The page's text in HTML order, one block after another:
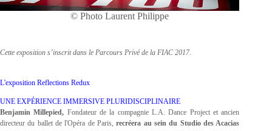
© Photo Laurent Philippe
Cette exposition s’inscrit dans le Parcours Privé de la FIAC 2017.
L'exposition Reflections Redux
UNE EXPÉRIENCE IMMERSIVE PLURIDISCIPLINAIRE
Benjamin Millepied, Fondateur de la compagnie L.A. Dance Project et ancien
directeur du ballet de l'Opéra de Paris,recréera au sein du Studio des Acacias